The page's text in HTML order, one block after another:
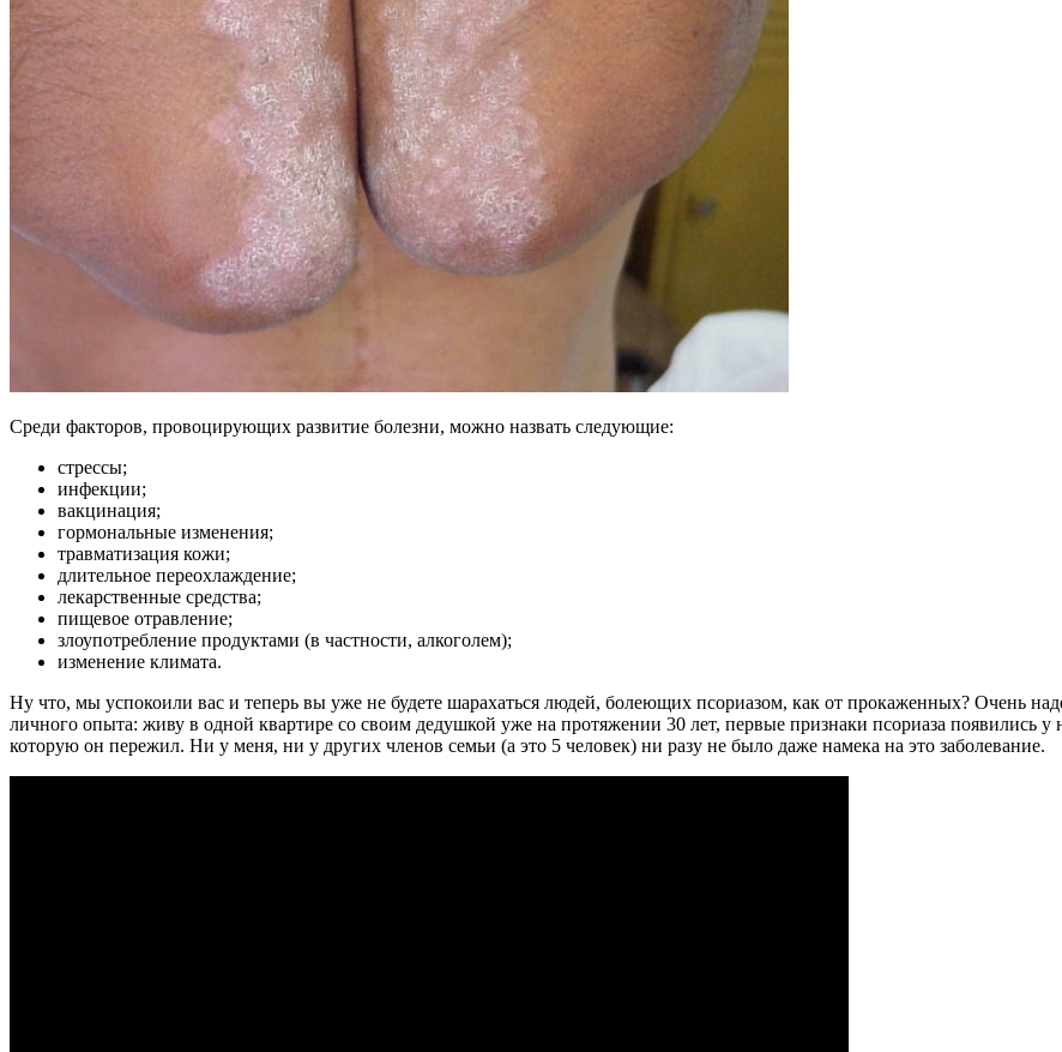
Среди факторов, провоцирующих развитие болезни, можно назвать следующие:
стрессы;
инфекции;
вакцинация;
гормональные изменения;
травматизация кожи;
длительное переохлаждение;
лекарственные средства;
пищевое отравление;
злоупотребление продуктами (в частности, алкоголем);
изменение климата.
Ну что, мы успокоили вас и теперь вы уже не будете шарахаться людей, болеющих псориазом, как от прокаженных? Очень
личного опыта: живу в одной квартире со своим дедушкой уже на протяжении 30 лет, первые признаки псориаза появились
которую он пережил. Ни у меня, ни у других членов семьи (а это 5 человек) ни разу не было даже намека на это заболевание.